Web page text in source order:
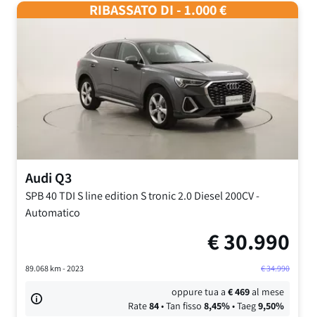
RIBASSATO DI - 1.000 €
Audi Q3
SPB 40 TDI S line edition S tronic2.0 Diesel 200CV-
Automatico
€30.990
89.068km - 2023 €34.990
oppure tua a€469al mese
Rate84• Tan fisso 8,45%• Taeg9,50%